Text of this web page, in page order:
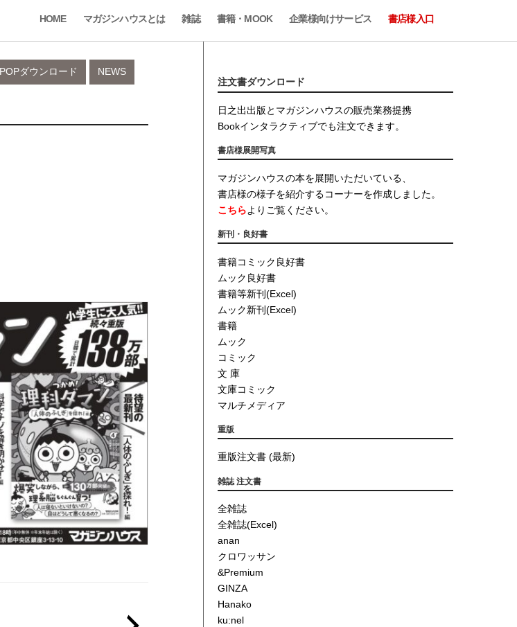
HOME マガジンハウスとは 雑誌 書籍・MOOK 企業様向けサービス 書店様入口
NEWS
POPダウンロード
注文書ダウンロード
日之出出版とマガジンハウスの販売業務提携
Bookインタラクティブでも注文できます。
書店様展開写真
マガジンハウスの本を展開いただいている、
書店様の様子を紹介するコーナーを作成しました。
こちらよりご覧ください。
新刊・良好書
書籍コミック良好書
ムック良好書
書籍等新刊(Excel)
ムック新刊(Excel)
書籍
ムック
コミック
文 庫
文庫コミック
マルチメディア
重版
重版注文書 (最新)
雑誌 注文書
全雑誌
全雑誌(Excel)
anan
クロワッサン
&Premium
GINZA
Hanako
ku:nel